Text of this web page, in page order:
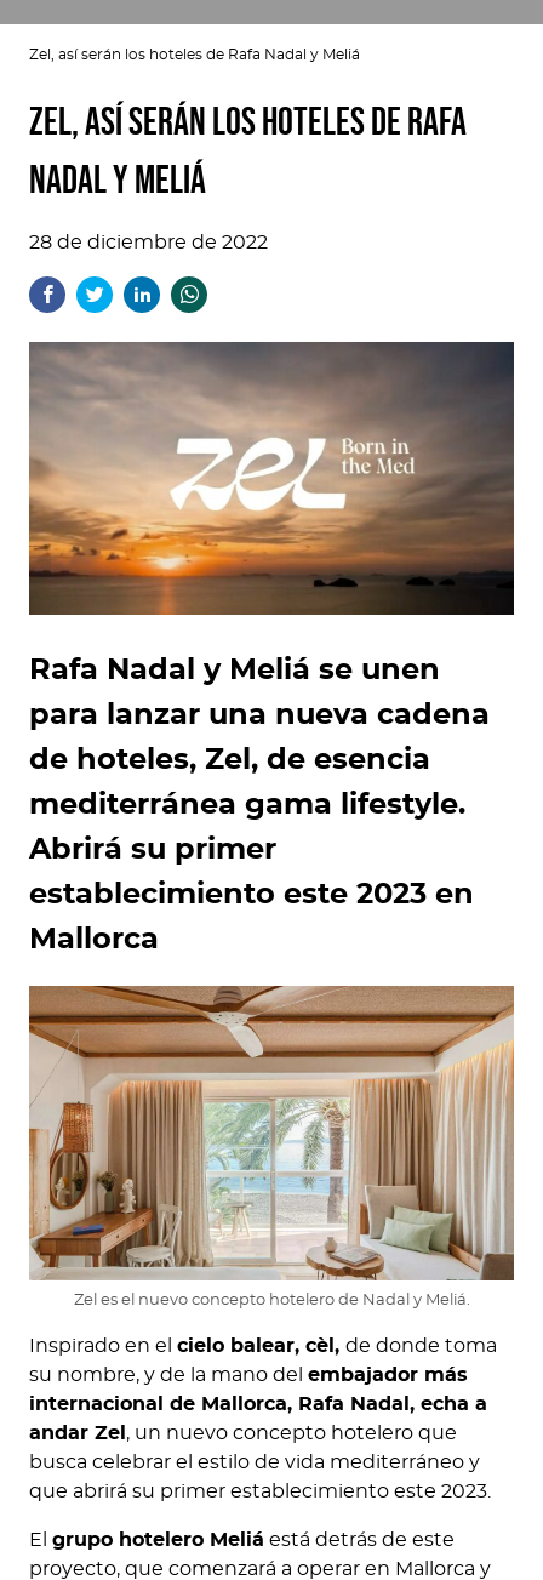
Zel, así serán los hoteles de Rafa Nadal y Meliá
Zel, así serán los hoteles de Rafa
Nadal y Meliá
28 de diciembre de 2022
Rafa Nadal y Meliá se unen
para lanzar una nueva cadena
de hoteles, Zel, de esencia
mediterránea gama lifestyle.
Abrirá su primer
establecimiento este 2023 en
Mallorca
Zel es el nuevo concepto hotelero de Nadal y Meliá.
Inspirado en el cielo balear, cèl, de donde toma
su nombre, y de la mano del embajador más
internacional de Mallorca, Rafa Nadal, echa a
andar Zel , un nuevo concepto hotelero que
busca celebrar el estilo de vida mediterráneo y
que abrirá su primer establecimiento este 2023.
El grupo hotelero Meliá está detrás de este
proyecto, que comenzará a operar en Mallorca y